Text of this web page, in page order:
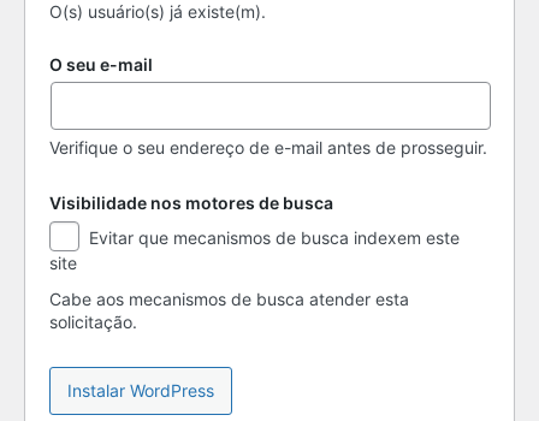
O(s) usuário(s) já existe(m).
O seu e-mail
Verifique o seu endereço de e-mail antes de prosseguir.
Visibilidade nos motores de busca
Visibilidade
nos
motores
de
busca
site
Cabe aos mecanismos de busca atender esta
solicitação.